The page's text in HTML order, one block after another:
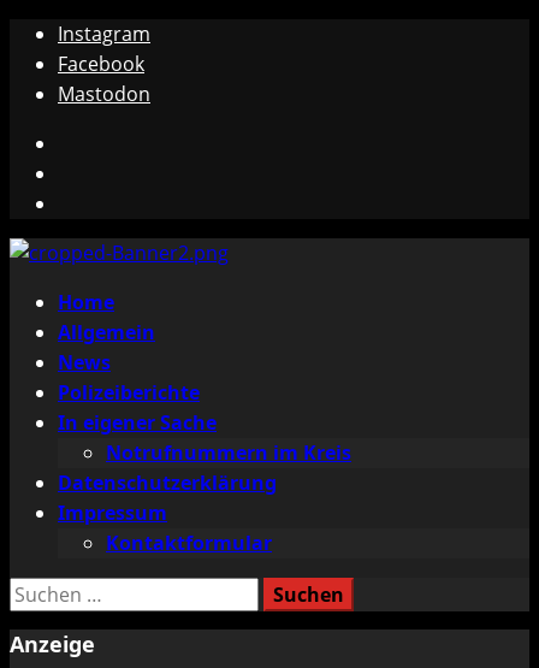
Zum
Inhalt
springen
Instagram
Facebook
Mastodon
Primäres
Menü
Home
Allgemein
News
Polizeiberichte
In eigener Sache
Notrufnummern im Kreis
Datenschutzerklärung
Impressum
Kontaktformular
Suchen
Anzeige